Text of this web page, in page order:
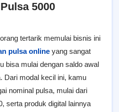
5000
tertarik memulai bisnis ini
pulsa online yang sangat
bisa mulai dengan saldo awal
Dari modal kecil ini, kamu
nominal pulsa, mulai dari
serta produk digital lainnya